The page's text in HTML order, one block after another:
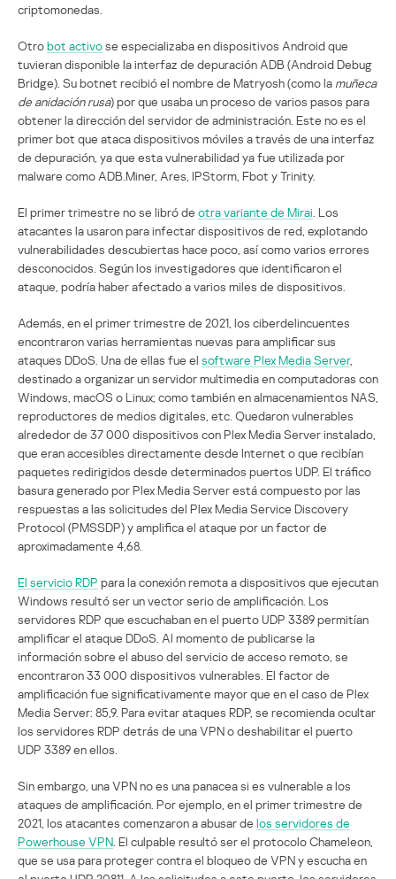
criptomonedas.
Otrobot activose especializaba en dispositivos Android que
tuvieran disponible la interfaz de depuración ADB (Android Debug
Bridge). Su botnet recibió el nombre de Matryosh (como la muñeca
de anidación rusa) por que usaba un proceso de varios pasos para
obtener la dirección del servidor de administración. Este no es el
primer bot que ataca dispositivos móviles a través de una interfaz
de depuración, ya que esta vulnerabilidad ya fue utilizada por
malware como ADB.Miner, Ares, IPStorm, Fbot y Trinity.
El primer trimestre no se libró de otra variante de Mirai . Los
atacantes la usaron para infectar dispositivos de red, explotando
vulnerabilidades descubiertas hace poco, así como varios errores
desconocidos. Según los investigadores que identificaron el
ataque, podría haber afectado a varios miles de dispositivos.
Además, en el primer trimestre de 2021, los ciberdelincuentes
encontraron varias herramientas nuevas para amplificar sus
ataques DDoS. Una de ellas fue el software Plex Media Server,
destinado a organizar un servidor multimedia en computadoras con
Windows, macOS o Linux; como también en almacenamientos NAS,
reproductores de medios digitales, etc. Quedaron vulnerables
alrededor de 37 000 dispositivos con Plex Media Server instalado,
que eran accesibles directamente desde Internet o que recibían
paquetes redirigidos desde determinados puertos UDP. El tráfico
basura generado por Plex Media Server está compuesto por las
respuestas a las solicitudes del Plex Media Service Discovery
Protocol (PMSSDP) y amplifica el ataque por un factor de
aproximadamente 4,68.
El servicio RDP para la conexión remota a dispositivos que ejecutan
Windows resultó ser un vector serio de amplificación. Los
servidores RDP que escuchaban en el puerto UDP 3389 permitían
amplificar el ataque DDoS. Al momento de publicarse la
información sobre el abuso del servicio de acceso remoto, se
encontraron 33 000 dispositivos vulnerables. El factor de
amplificación fue significativamente mayor que en el caso de Plex
Media Server: 85,9. Para evitar ataques RDP, se recomienda ocultar
los servidores RDP detrás de una VPN o deshabilitar el puerto
UDP 3389 en ellos.
Sin embargo, una VPN no es una panacea si es vulnerable a los
ataques de amplificación. Por ejemplo, en el primer trimestre de
2021, los atacantes comenzaron a abusar de los servidores de
Powerhouse VPN . El culpable resultó ser el protocolo Chameleon,
que se usa para proteger contra el bloqueo de VPN y escucha en